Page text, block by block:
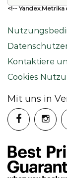
<!--
Kontaktiere
Cookies
Mit uns in